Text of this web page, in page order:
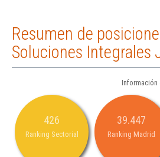
Resumen de
Soluciones Integrales
426
Ranking Sectorial
39.447
Ranking Madrid